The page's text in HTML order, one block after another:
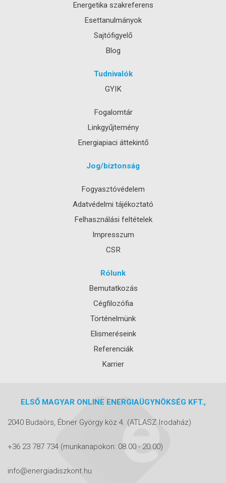
Energetika szakreferens
Esettanulmányok
Sajtófigyelő
Blog
Tudnivalók
GYIK
Fogalomtár
Linkgyűjtemény
Energiapiaci áttekintő
Jog/biztonság
Fogyasztóvédelem
Adatvédelmi tájékoztató
Felhasználási feltételek
Impresszum
CSR
Rólunk
Bemutatkozás
Cégfilozófia
Történelmünk
Elismeréseink
Referenciák
Karrier
ELSŐ MAGYAR ONLINE ENERGIAÜGYNÖKSÉG KFT.,
2040 Budaörs, Ébner György köz 4. (ATLASZ Irodaház)
+36 23 787 734 (munkanapokon: 08.00 - 20.00)
info@energiadiszkont.hu